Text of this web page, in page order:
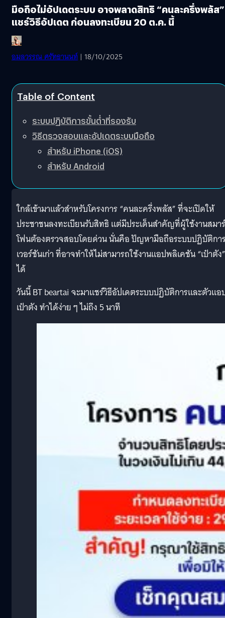
มือถือไม่อัปเดตระบบ อาจพลาดสิทธิ “คนละครึ่งพลัส”
แชร์วิธีอัปเดต ก่อนลงทะเบียน 20 ต.ค. นี้
อมลวรรณ ศรัทธานนท์ | 18/10/2025
Table of Content
ระบบปฏิบัติการขั้นต่ำที่รองรับ
วิธีตรวจสอบและอัปเดตระบบมือถือ
สำหรับ iPhone (iOS)
สำหรับ Android
ใกล้เข้ามาแล้วสำหรับโครงการ “คนละครึ่งพลัส” ที่จะเปิดให้
ประชาชนลงทะเบียนรับสิทธิ แต่มีประเด็นสำคัญที่ผู้ใช้งานสมา
โฟนต้องตรวจสอบโดยด่วน นั่นคือ ปัญหามือถือระบบปฏิบัติกา
เวอร์ชันเก่า ที่อาจทำให้ไม่สามารถใช้งานแอปพลิเคชัน “เป๋าตัง”
ได้
วันนี้ BT beartai จะมาแชร์วิธีอัปเดตระบบปฏิบัติการและตัวแอ
เป๋าตัง ทำได้ง่าย ๆ ไม่ถึง 5 นาที